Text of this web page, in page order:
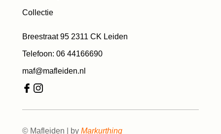
Collectie
Breestraat 95 2311 CK Leiden
Telefoon: 06 44166690
maf@mafleiden.nl
© Mafleiden | by Markurthing